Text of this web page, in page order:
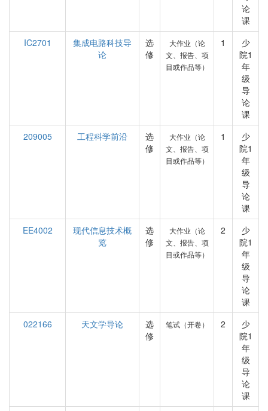
论
课
IC2701
集成电路科技导
论
选
修
大作业（论
文、报告、项
目或作品等）
1
少
院1
年
级
导
论
课
209005
工程科学前沿
选
修
大作业（论
文、报告、项
目或作品等）
1
少
院1
年
级
导
论
课
EE4002
现代信息技术概
览
选
修
大作业（论
文、报告、项
目或作品等）
2
少
院1
年
级
导
论
课
022166
天文学导论
选
修
笔试（开卷） 2
少
院1
年
级
导
论
课